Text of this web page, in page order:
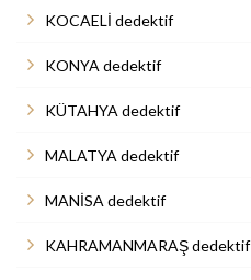
KOCAELİ dedektif
KONYA dedektif
KÜTAHYA dedektif
MALATYA dedektif
MANİSA dedektif
KAHRAMANMARAŞ dedektif